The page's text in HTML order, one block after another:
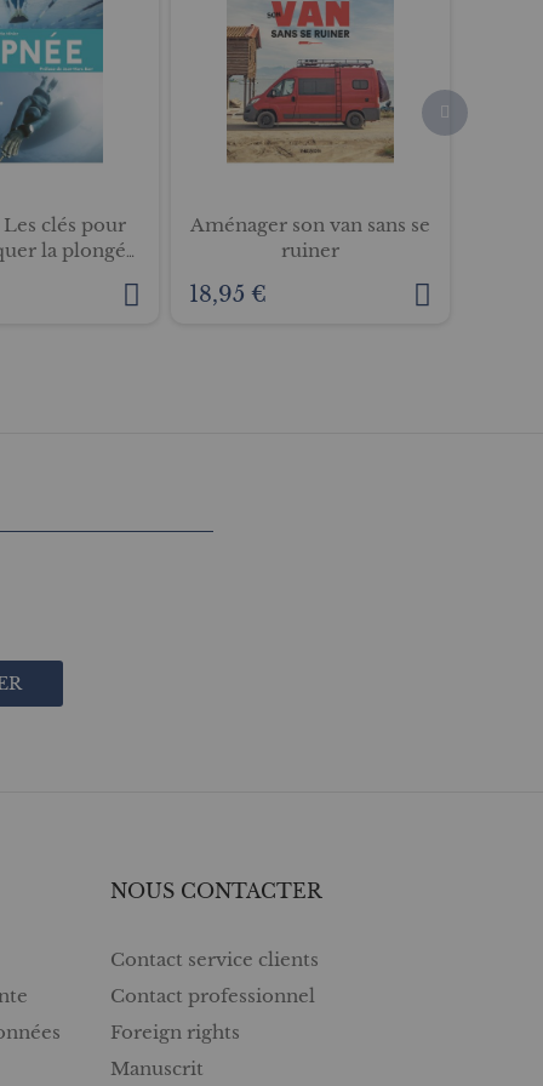
clés pour
la plongée
Aménager son van sans se
ruiner
18,95 €
NOUS CONTACTER
Contact service clients
Contact professionnel
Foreign rights
Manuscrit